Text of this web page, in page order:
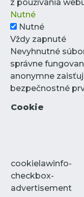
z používania
Nutné
Nutné
Vždy zapnuté
Nevyhnutné
správne
anonymne
bezpečnostné
Cookie
cookielawinfo-
checkbox-
advertisement